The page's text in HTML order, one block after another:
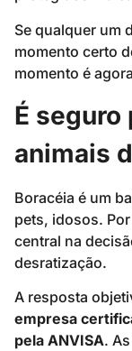
Se qualquer um
momento certo
momento é
É seguro
animais
Boracéia é um
pets, idosos.
central na
desratização.
A resposta
empresa
pela ANVISA.